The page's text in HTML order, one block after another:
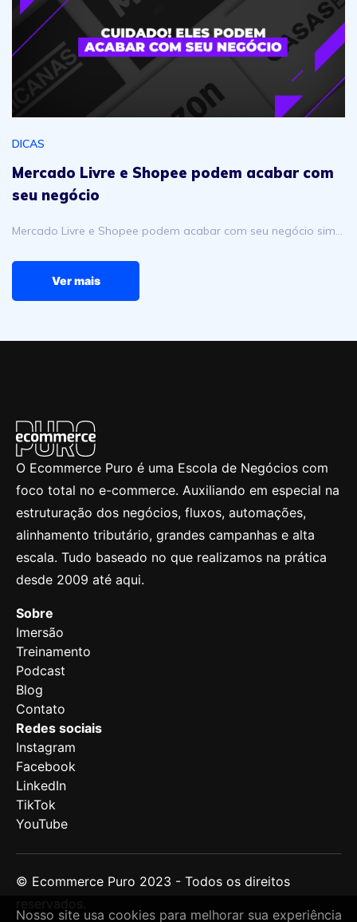
DICAS
Mercado Livre e Shopee podem acabar com
seu negócio
Mercado Livre e Shopee podem acabar com seu negócio sim…
Ver mais
O Ecommerce Puro é uma Escola de Negócios com
foco total no e-commerce. Auxiliando em especial na
estruturação dos negócios, fluxos, automações,
alinhamento tributário, grandes campanhas e alta
escala. Tudo baseado no que realizamos na prática
desde 2009 até aqui.
Sobre
Imersão
Treinamento
Podcast
Blog
Contato
Redes sociais
Instagram
Facebook
LinkedIn
TikTok
YouTube
© Ecommerce Puro 2023 - Todos os direitos
Nosso site usa cookies para melhorar sua experiência